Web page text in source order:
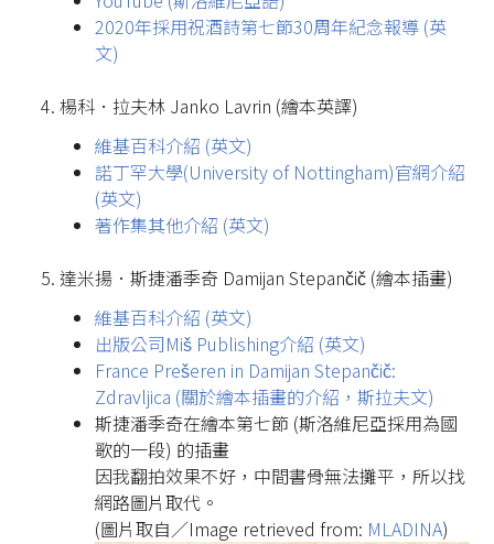
2020年採用祝酒詩第七節30周年紀念報導 (英
文)
楊科．拉夫林 Janko Lavrin (繪本英譯)
維基百科介紹 (英文)
諾丁罕大學(University of Nottingham)官網介紹
(英文)
著作集其他介紹 (英文)
達米揚．斯捷潘季奇 Damijan Stepančič (繪本插畫)
維基百科介紹 (英文)
出版公司Miš Publishing介紹 (英文)
France Prešeren in Damijan Stepančič:
Zdravljica (關於繪本插畫的介紹，斯拉夫文)
斯捷潘季奇在繪本第七節 (斯洛維尼亞採用為國
歌的一段) 的插畫
因我翻拍效果不好，中間書骨無法攤平，所以找
網路圖片取代。
(圖片取自／Image retrieved from: MLADINA)